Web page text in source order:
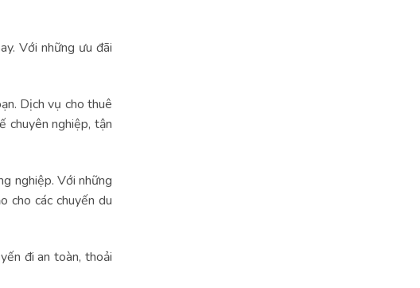
Với những ưu đãi
Dịch vụ cho thuê
chuyên nghiệp, tận
nghiệp. Với những
cho các chuyến du
đi an toàn, thoải